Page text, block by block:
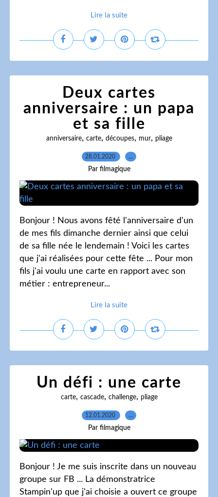
Lire la suite
Deux cartes
anniversaire : un papa
et sa fille
anniversaire, carte, découpes, mur, pliage
28.01.2020 …
Par filmagique
Bonjour ! Nous avons fêté l'anniversaire d'un
de mes fils dimanche dernier ainsi que celui
de sa fille née le lendemain ! Voici les cartes
que j'ai réalisées pour cette fête ... Pour mon
fils j'ai voulu une carte en rapport avec son
métier : entrepreneur...
Lire la suite
Un défi : une carte
carte, cascade, challenge, pliage
12.01.2020 …
Par filmagique
Bonjour ! Je me suis inscrite dans un nouveau
groupe sur FB ... La démonstratrice
Stampin'up que j'ai choisie a ouvert ce groupe